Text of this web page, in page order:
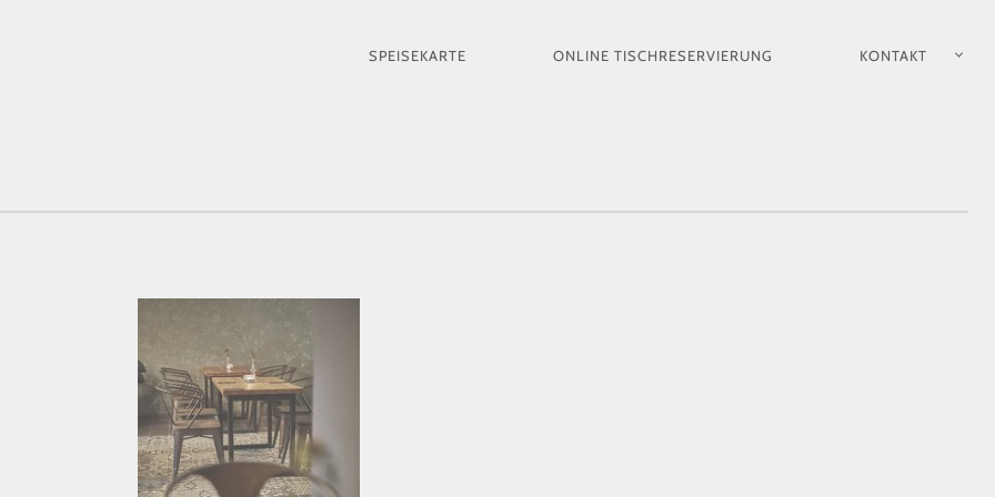
PRIMÄR-
SPEISEKARTE ONLINE TISCHRESERVIERUNG KONTAKT